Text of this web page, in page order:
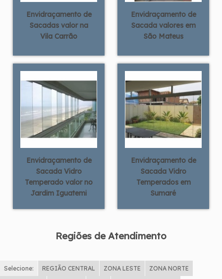
Envidraçamento de
Sacadas valor na
Vila Carrão
Envidraçamento de
Sacada valores em
São Mateus
Envidraçamento de
Sacada Vidro
Temperado valor no
Jardim Iguatemi
Envidraçamento de
Sacada Vidro
Temperados em
Sumaré
Regiões de Atendimento
Selecione: REGIÃO CENTRAL ZONA LESTE ZONA NORTE